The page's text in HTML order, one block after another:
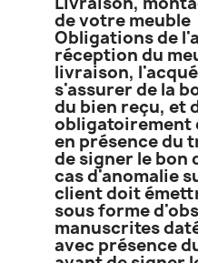
de votre meuble
Obligations de
réception du
livraison,
s'assurer de la
du bien reçu, et
obligatoirement
en présence du
de signer le bon
cas d'anomalie
client doit
sous forme
manuscrites
avec présence